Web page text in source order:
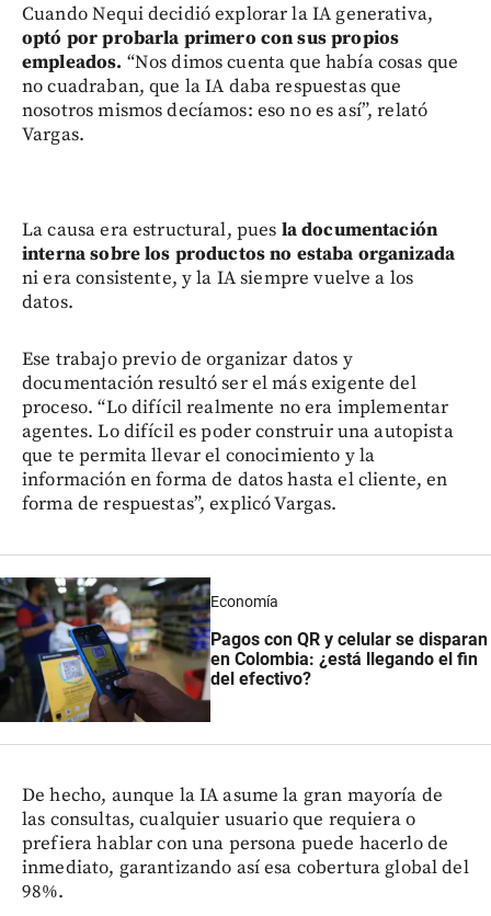
Cuando Nequi decidió explorar la IA generativa,
optó por probarla primero con sus propios
empleados. “Nos dimos cuenta que había cosas que
no cuadraban, que la IA daba respuestas que
nosotros mismos decíamos: eso no es así”, relató
Vargas.
La causa era estructural, pues la documentación
interna sobre los productos no estaba organizada
ni era consistente, y la IA siempre vuelve a los
datos.
Ese trabajo previo de organizar datos y
documentación resultó ser el más exigente del
proceso. “Lo difícil realmente no era implementar
agentes. Lo difícil es poder construir una autopista
que te permita llevar el conocimiento y la
información en forma de datos hasta el cliente, en
forma de respuestas”, explicó Vargas.
Economía
Pagos con QR y celular se disparan
en Colombia: ¿está llegando el fin
del efectivo?
De hecho, aunque la IA asume la gran mayoría de
las consultas, cualquier usuario que requiera o
prefiera hablar con una persona puede hacerlo de
inmediato, garantizando así esa cobertura global del
98%.